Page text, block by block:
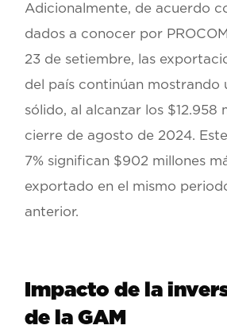
Adicionalmente, de acuerdo
dados a conocer por
23 de setiembre, las
del país continúan mostrando
sólido, al alcanzar los $12.958
cierre de agosto de 2024.
7% significan $902 millones
exportado en el mismo
anterior.
Impacto de la
de la GAM